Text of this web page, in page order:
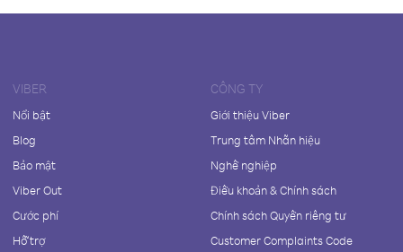
VIBER
Nổi bật
Blog
Bảo mật
Viber Out
Cước phí
Hỗ trợ
CÔNG TY
Giới thiệu Viber
Trung tâm Nhãn hiệu
Nghề nghiệp
Điều khoản & Chính sách
Chính sách Quyền riêng tư
Customer Complaints Code